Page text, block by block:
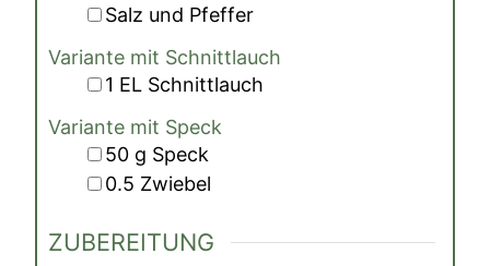
▢
Salz und Pfeffer
Variante mit Schnittlauch
▢
1 EL Schnittlauch
Variante mit Speck
▢
50 g Speck
▢
0.5 Zwiebel
ZUBEREITUNG